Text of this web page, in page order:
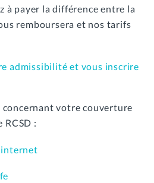
à payer la différence entre la
remboursera et nos tarifs
admissibilité et vous inscrire
votre couverture
:
internet